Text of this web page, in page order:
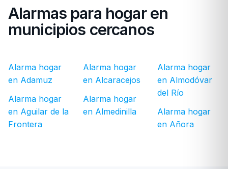
Alarmas para hogar en
municipios cercanos
Alarma hogar
en Adamuz
Alarma hogar
en Aguilar de la
Frontera
Alarma hogar
en Alcaracejos
Alarma hogar
en Almedinilla
Alarma hogar
en Almodóvar
del Río
Alarma hogar
en Añora